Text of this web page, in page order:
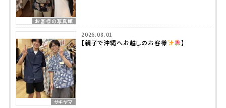
お客様の写真館
サキヤマ
2026.08.01
【親子で沖縄へお越しのお客様 】